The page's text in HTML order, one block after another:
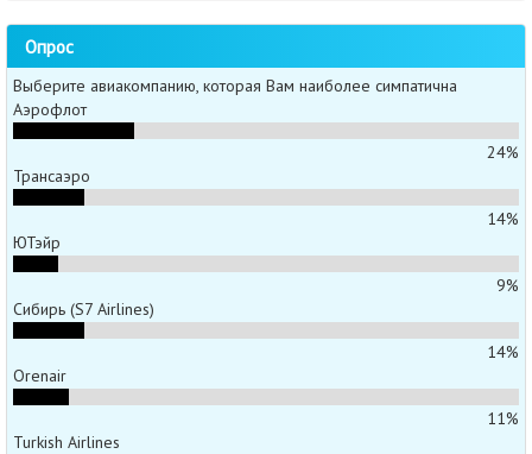
Опрос
Выберите авиакомпанию, которая Вам наиболее симпатична
Аэрофлот
24%
Трансаэро
14%
ЮТэйр
9%
Сибирь (S7 Airlines)
14%
Orenair
11%
Turkish Airlines